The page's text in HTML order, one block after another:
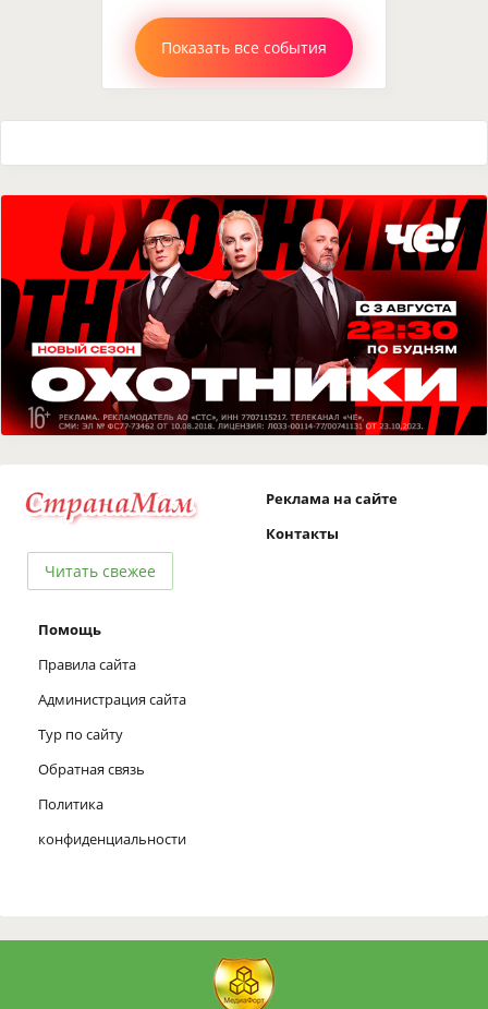
Показать все события
Читать свежее
Реклама на сайте
Контакты
Помощь
Правила сайта
Администрация сайта
Тур по сайту
Обратная связь
Политика
конфиденциальности